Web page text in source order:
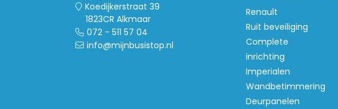
Koedijkerstraat 39
1823CR Alkmaar
072 - 511 57 04
info@mijnbusistop.nl
Renault
Ruit beveiliging
Complete
inrichting
Imperialen
Wandbetimmering
Deurpanelen